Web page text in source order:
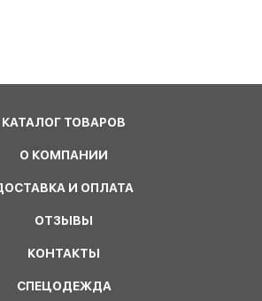
КАТАЛОГ ТОВАРОВ
О КОМПАНИИ
И ОПЛАТА
ОТЗЫВЫ
КОНТАКТЫ
СПЕЦОДЕЖДА